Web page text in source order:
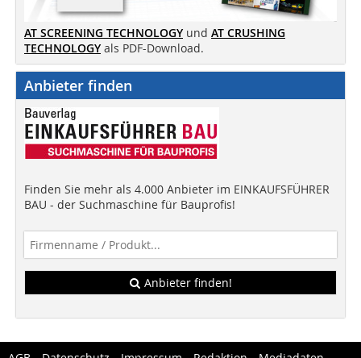
AT SCREENING TECHNOLOGY und AT CRUSHING
TECHNOLOGY als PDF-Download.
Anbieter finden
Finden Sie mehr als 4.000 Anbieter im EINKAUFSFÜHRER
BAU - der Suchmaschine für Bauprofis!
Anbieter finden!